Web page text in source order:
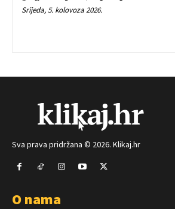
Srijeda, 5. kolovoza 2026.
Sva prava pridržana © 2026. Klikaj.hr
O nama